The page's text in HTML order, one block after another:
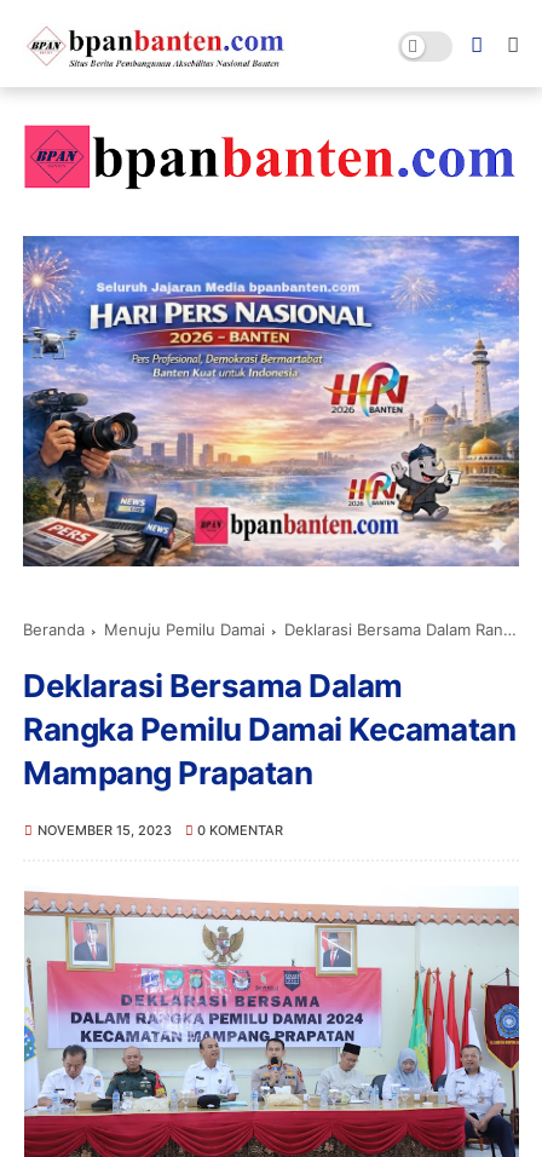
Beranda Menuju Pemilu Damai Deklarasi Bersama Dalam Rangka Pemilu Damai Kecamatan Mampang Prapatan
Deklarasi Bersama Dalam
Rangka Pemilu Damai Kecamatan
Mampang Prapatan
NOVEMBER 15, 2023 0 KOMENTAR